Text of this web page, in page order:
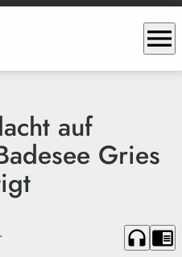
menu
auf
Gries
headphones chrome_reader_mode